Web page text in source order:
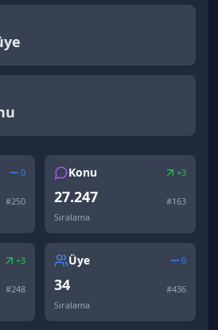
0
#250
Konu +3
27.247 #163
Sıralama
+3
#248
Üye 0
34 #436
Sıralama